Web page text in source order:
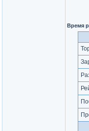
Время